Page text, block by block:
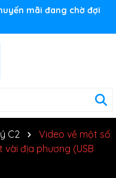
mãi đang chờ đợi
C2
Video về một số
địa phương (USB